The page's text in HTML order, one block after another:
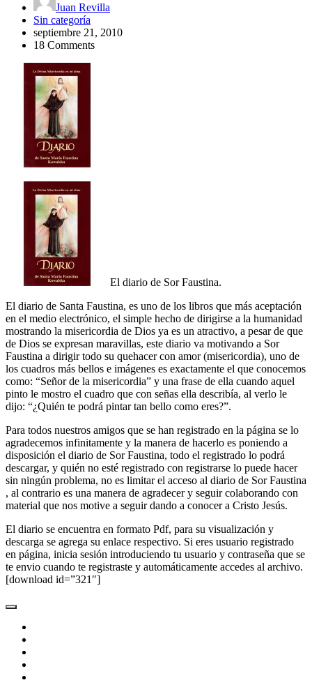
Juan Revilla
Sin categoría
septiembre 21, 2010
18 Comments
El diario de Sor Faustina.
El diario de Santa Faustina, es uno de los libros que más aceptación
en el medio electrónico, el simple hecho de dirigirse a la humanidad
mostrando la misericordia de Dios ya es un atractivo, a pesar de que
de Dios se expresan maravillas, este diario va motivando a Sor
Faustina a dirigir todo su quehacer con amor (misericordia), uno de
los cuadros más bellos e imágenes es exactamente el que conocemos
como: “Señor de la misericordia” y una frase de ella cuando aquel
pinto le mostro el cuadro que con señas ella describía, al verlo le
dijo: “¿Quién te podrá pintar tan bello como eres?”.
Para todos nuestros amigos que se han registrado en la página se lo
agradecemos infinitamente y la manera de hacerlo es poniendo a
disposición el diario de Sor Faustina, todo el registrado lo podrá
descargar, y quién no esté registrado con registrarse lo puede hacer
sin ningún problema, no es limitar el acceso al diario de Sor Faustina
, al contrario es una manera de agradecer y seguir colaborando con
material que nos motive a seguir dando a conocer a Cristo Jesús.
El diario se encuentra en formato Pdf, para su visualización y
descarga se agrega su enlace respectivo. Si eres usuario registrado
en página, inicia sesión introduciendo tu usuario y contraseña que se
te envio cuando te registraste y automáticamente accedes al archivo.
[download id=”321″]